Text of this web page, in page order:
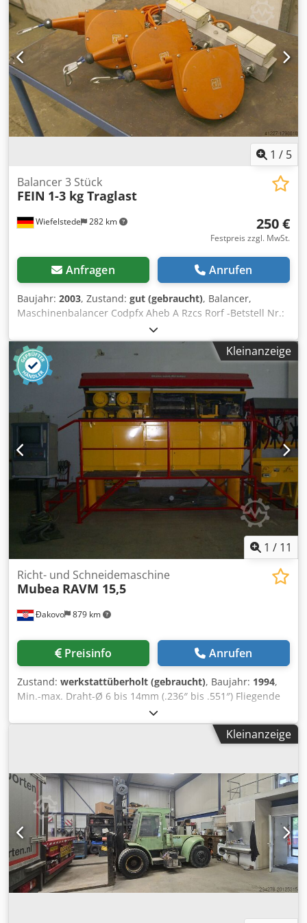
kümmern uns gerne um Ihre Finanzierung oder Leasing
Verkauf EU: netto nach Vorlage der Firmendokumente und
Steuer/VAT Nummer MwSt Kaution 2000 ¤ unser Service
für Sie: - Zollkennzeichen - Exportpapiere und EUR1
Crjdeyqk R Hjpfx Ah Rsf - Transport Weltweit -
Übernachtungsmöglichkeiten - Transfer Flughafen
München oder Bahnhof Passau
1 / 5
Wiefelstede 282 km
Balancer 3 Stück
FEIN 1-3 kg Traglast
250 €
Festpreis zzgl. MwSt.
Anfragen Anrufen
Baujahr: 2003, Zustand: gut (gebraucht), Balancer,
Maschinenbalancer Codpfx Aheb A Rzcs Rorf -Betstell Nr.:
90801024009 -3 Stück: mit Helmschienen Rollen und
Anschlußkabel -Tragkraft Stück: 1-3 kg -Seillänge: 2 m -
Preis/Verkauf: komplett -Eigengewicht: 12 kg Kleinanzeige
1 / 11
Đakovo 879 km
Richt- und Schneidemaschine
Mubea RAVM 15,5
Preisinfo Anrufen
Zustand: werkstattüberholt (gebraucht), Baujahr: 1994,
Min.-max. Draht-Ø 6 bis 14mm (.236″ bis .551″) Fliegende
Schere (5) indexierende Drehdorne (4) Vorlaufrollen 80 bis
120 mts/min Maximale Abschaltlänge: 15 Meter Spur
Indexierungsdraht/Stabsammler 30kW (40HP)
Zyklus - 3ph SPS-Steuerung SIMENES S 5 3 vertikale
Auszahlungseinheiten Vollständig überholte Maschine
Kleinanzeige